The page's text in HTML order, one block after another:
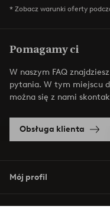
* Zobacz warunki oferty
Pomagamy ci
W naszym FAQ
pytania. W tym miejscu
można się z nami
Obsługa klienta
Mój profil